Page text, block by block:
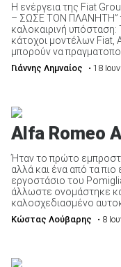
Η ενέργεια της Fiat
– ΣΩΣΕ ΤΟΝ ΠΛΑΝΗΤΗ”
καλοκαιρινή υπόσταση:
κάτοχοι μοντέλων Fiat,
μπορούν να
Γιάννης Λημναίος • 18
Alfa Romeo
Ήταν το πρώτο
αλλά και ένα από τα
εργοστάσιο του
άλλωστε ονομάστηκε
καλοσχεδιασμένο
Κώστας Λούβαρης • 8